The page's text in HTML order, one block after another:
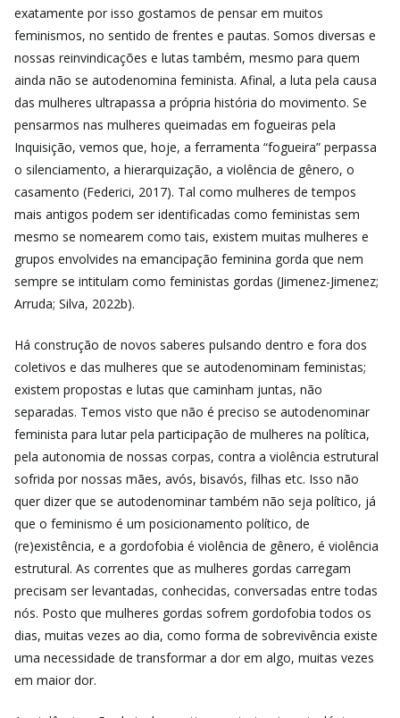
exatamente por isso gostamos de pensar em muitos
feminismos, no sentido de frentes e pautas. Somos diversas e
nossas reinvindicações e lutas também, mesmo para quem
ainda não se autodenomina feminista. Afinal, a luta pela causa
das mulheres ultrapassa a própria história do movimento. Se
pensarmos nas mulheres queimadas em fogueiras pela
Inquisição, vemos que, hoje, a ferramenta “fogueira” perpassa
o silenciamento, a hierarquização, a violência de gênero, o
casamento (Federici, 2017). Tal como mulheres de tempos
mais antigos podem ser identificadas como feministas sem
mesmo se nomearem como tais, existem muitas mulheres e
grupos envolvides na emancipação feminina gorda que nem
sempre se intitulam como feministas gordas (Jimenez-Jimenez;
Arruda; Silva, 2022b).
Há construção de novos saberes pulsando dentro e fora dos
coletivos e das mulheres que se autodenominam feministas;
existem propostas e lutas que caminham juntas, não
separadas. Temos visto que não é preciso se autodenominar
feminista para lutar pela participação de mulheres na política,
pela autonomia de nossas corpas, contra a violência estrutural
sofrida por nossas mães, avós, bisavós, filhas etc. Isso não
quer dizer que se autodenominar também não seja político, já
que o feminismo é um posicionamento político, de
(re)existência, e a gordofobia é violência de gênero, é violência
estrutural. As correntes que as mulheres gordas carregam
precisam ser levantadas, conhecidas, conversadas entre todas
nós. Posto que mulheres gordas sofrem gordofobia todos os
dias, muitas vezes ao dia, como forma de sobrevivência existe
uma necessidade de transformar a dor em algo, muitas vezes
em maior dor.